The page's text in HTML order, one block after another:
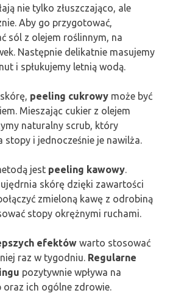
nie tylko złuszczająco, ale
Aby go przygotować,
sól z olejem roślinnym, na
Następnie delikatnie masujemy
i spłukujemy letnią wodą.
peeling cukrowy może być
Mieszając cukier z olejem
naturalny scrub, który
stopy i jednocześnie je nawilża.
jest peeling kawowy.
skórę dzięki zawartości
zmieloną kawę z odrobiną
stopy okrężnymi ruchami.
efektów warto stosować
raz w tygodniu. Regularne
pozytywnie wpływa na
ich ogólne zdrowie.